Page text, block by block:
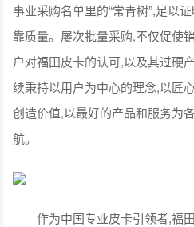
事业采购名单里的“常青树”,足以
靠质量。屡次批量采购,不仅促使
户对福田皮卡的认可,以及其过硬
续秉持以用户为中心的理念,以匠
创造价值,以最好的产品和服务为
航。
作为中国专业皮卡引领者,福田